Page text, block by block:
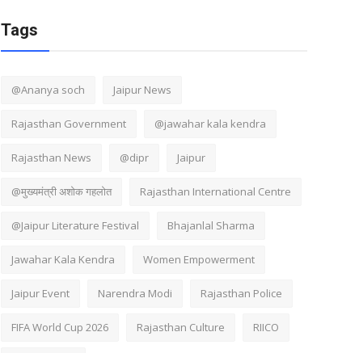
Tags
@Ananya soch Jaipur News
Rajasthan Government @jawahar kala kendra
Rajasthan News @dipr Jaipur
@मुख्यमंत्री अशोक गहलोत Rajasthan International Centre
@Jaipur Literature Festival Bhajanlal Sharma
Jawahar Kala Kendra Women Empowerment
Jaipur Event Narendra Modi Rajasthan Police
FIFA World Cup 2026 Rajasthan Culture RIICO